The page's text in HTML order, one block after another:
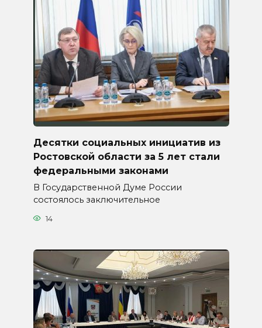
Десятки социальных инициатив из
Ростовской области за 5 лет стали
федеральными законами
В Государственной Думе России
состоялось заключительное
14